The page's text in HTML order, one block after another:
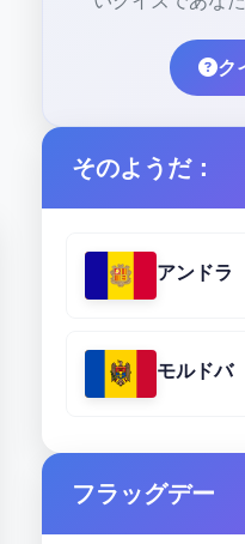
ク
そのようだ：
アンドラ
モルドバ
フラッグデー